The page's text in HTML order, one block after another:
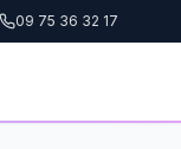
09 75 36 32 17